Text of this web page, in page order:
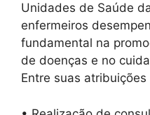
Unidades de Saúde
enfermeiros
fundamental na
de doenças e no
Entre suas atribuições